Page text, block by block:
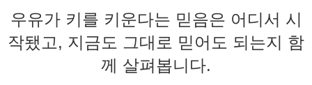
우유가 키를 키운다는 믿음은 어디서 시
작됐고, 지금도 그대로 믿어도 되는지 함
께 살펴봅니다.